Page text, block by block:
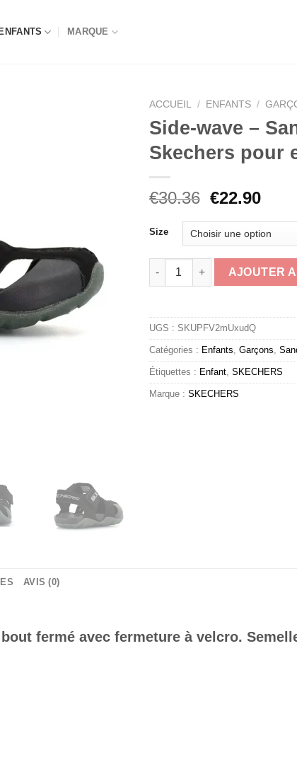
ENFANTS MARQUE
ACCUEIL / ENFANTS /
Side-wave –
Skechers pour
€30.36 Le
initial
était :
€30.36.
€22.90Le
est :
Size
quantité de Side-wave -
AJOUTER
UGS : SKUPFV2mUxudQ
Catégories : Enfants, Garçons,
Étiquettes : Enfant, SKECHERS
Marque : SKECHERS
AVIS (0)
fermé avec fermeture à velcro.